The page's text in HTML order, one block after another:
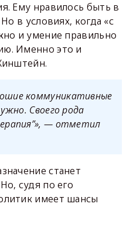
Ему нравилось быть в
в условиях, когда «с
и умение правильно
Именно это и
коммуникативные
Своего рода
— отметил
станет
судя по его
имеет шансы